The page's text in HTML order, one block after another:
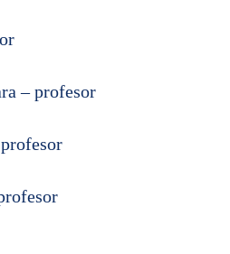
– profesor